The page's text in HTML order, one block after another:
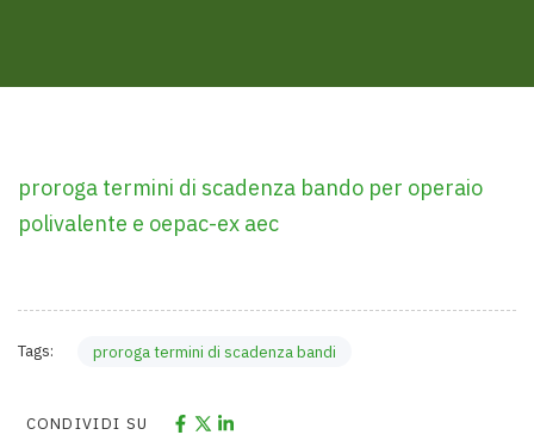
proroga termini di scadenza bando per operaio
polivalente e oepac-ex aec
Tags: proroga termini di scadenza bandi
CONDIVIDI SU